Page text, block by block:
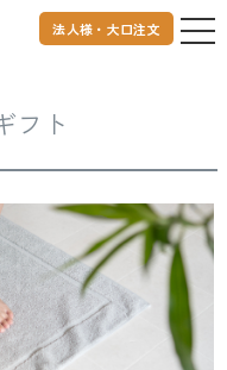
法人様・大口注文
ッズ ギフト
フト